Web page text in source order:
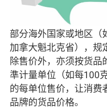
部分海外国家或地区（
加拿大魁北克省），规
除售价外，亦须按货品
準计量单位（如每100
的每单位售价，让消费
品牌的货品价格。